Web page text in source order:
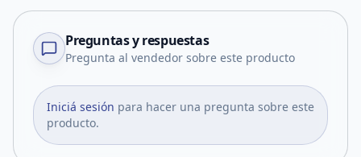
Preguntas y respuestas
Pregunta al vendedor sobre este producto
Iniciá sesión para hacer una pregunta sobre este
producto.